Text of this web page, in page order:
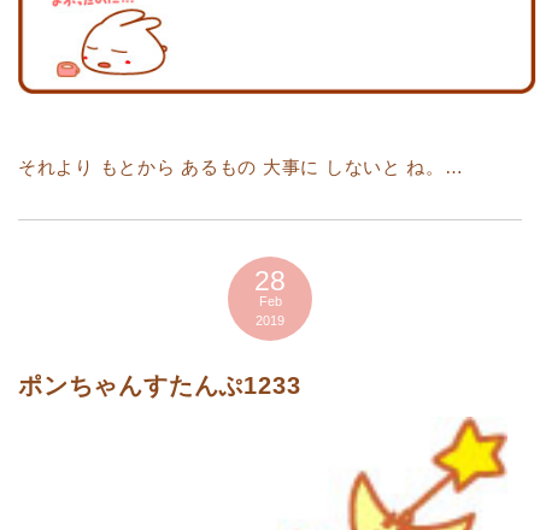
それより もとから あるもの 大事に しないと ね。…
28
Feb
2019
ポンちゃんすたんぷ1233